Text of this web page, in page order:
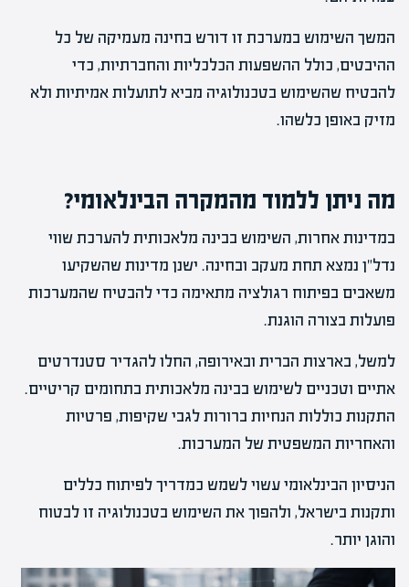
המשך השימוש במערכת זו דורש בחינה מעמיקה של כל
ההיבטים, כולל ההשפעות הכלכליות והחברתיות, כדי
להבטיח שהשימוש בטכנולוגיה מביא לתועלות אמיתיות ולא
מזיק באופן כלשהו.
מה ניתן ללמוד מהמקרה הבינלאומי?
במדינות אחרות, השימוש בבינה מלאכותית להערכת שווי
נדל"ן נמצא תחת מעקב ובחינה. ישנן מדינות שהשקיעו
משאבים בפיתוח רגולציה מתאימה כדי להבטיח שהמערכות
פועלות בצורה הוגנת.
למשל, בארצות הברית ובאירופה, החלו להגדיר סטנדרטים
אתיים וטכניים לשימוש בבינה מלאכותית בתחומים קריטיים.
התקנות כוללות הנחיות ברורות לגבי שקיפות, פרטיות
והאחריות המשפטית של המערכות.
הניסיון הבינלאומי עשוי לשמש כמדריך לפיתוח כללים
ותקנות בישראל, ולהפוך את השימוש בטכנולוגיה זו לבטוח
והוגן יותר.